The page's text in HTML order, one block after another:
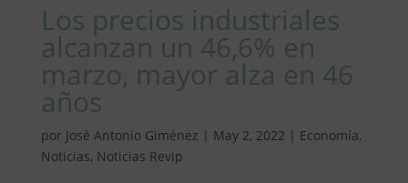
Los precios industriales
alcanzan un 46,6% en
marzo, mayor alza en 46
años
por José Antonio Giménez | May 2, 2022 | Economía,
Noticias, Noticias Revip